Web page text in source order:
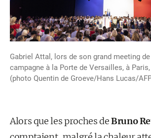
Gabriel Attal, lors de son grand meeting
campagne à la Porte de Versailles, à
(photo Quentin de Groeve/Hans Lucas/
Alors que les proches deBruno